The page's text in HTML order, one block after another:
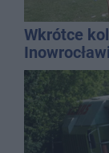
Wkrótce